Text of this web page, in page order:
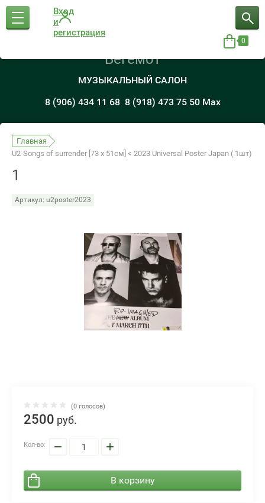
Вход
и
регистрация
0
Бегемот
МУЗЫКАЛЬНЫЙ САЛОН
8 (906) 434 11 68 8 (918) 473 75 50 Max
Главная
U2-Songs of surrender [73 x 51см] < 2023 Universal Poster Japan ( 1шт)
1
Артикул: u2poster2023
(0 голосов)
2500 руб.
Кол-во: − +
В корзину